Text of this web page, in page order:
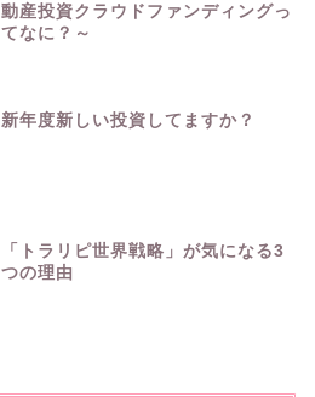
動産投資クラウドファンディングっ
てなに？～
新年度新しい投資してますか？
「トラリピ世界戦略」が気になる3
つの理由